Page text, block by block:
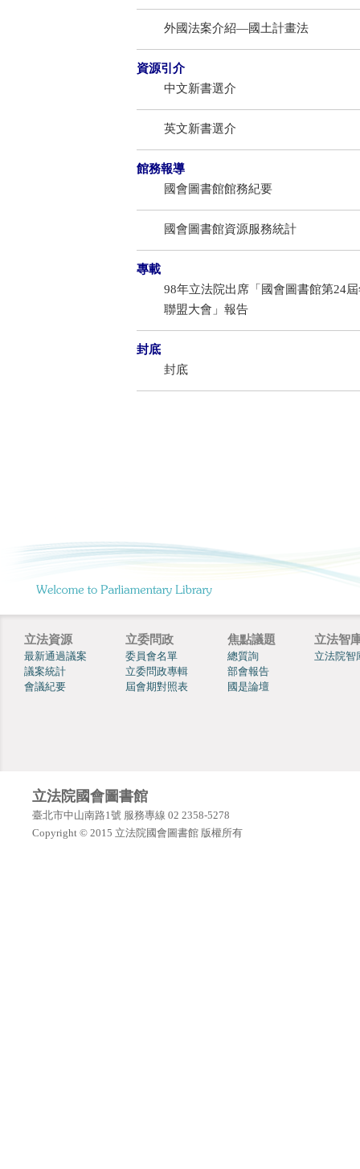
外國法案介紹—國土計畫法
資源引介
中文新書選介
英文新書選介
館務報導
國會圖書館館務紀要
國會圖書館資源服務統計
專載
98年立法院出席「國會圖書館第24
聯盟大會」報告
封底
封底
立法資源
最新通過議案
議案統計
會議紀要
立委問政
委員會名單
立委問政專輯
屆會期對照表
焦點議題
總質詢
部會報告
國是論壇
立法智
立法院智
立法院國會圖書館
臺北市中山南路1號 服務專線 02 2358-5278
Copyright © 2015 立法院國會圖書館 版權所有